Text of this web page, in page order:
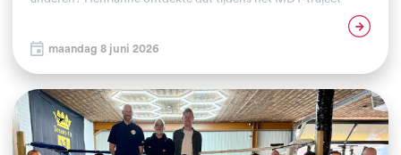
'Talentontwikkeling met de handschoen aan'. Als één van de
eerste deelnemers rondde zij onlangs het traject af en zette zij
een volgende stap: van sporter naar begeleider.
maandag 8 juni 2026